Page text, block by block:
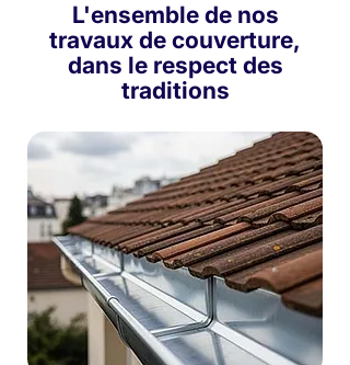
L'ensemble de nos
travaux de couverture,
dans le respect des
traditions